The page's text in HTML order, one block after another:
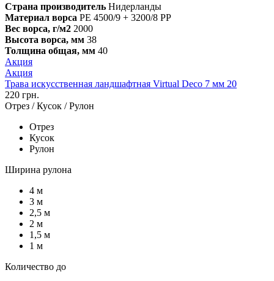
Страна производитель Нидерланды
Материал ворса PE 4500/9 + 3200/8 PP
Вес ворса, г/м2 2000
Высота ворса, мм 38
Толщина общая, мм 40
Акция
Акция
Трава искусственная ландшафтная Virtual Deco 7 мм 20
220 грн.
Отрез / Кусок / Рулон
Отрез
Кусок
Рулон
Ширина рулона
4 м
3 м
2,5 м
2 м
1,5 м
1 м
Количество до